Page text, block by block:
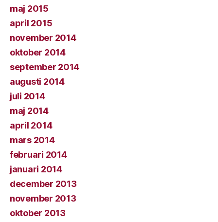
maj 2015
april 2015
november 2014
oktober 2014
september 2014
augusti 2014
juli 2014
maj 2014
april 2014
mars 2014
februari 2014
januari 2014
december 2013
november 2013
oktober 2013